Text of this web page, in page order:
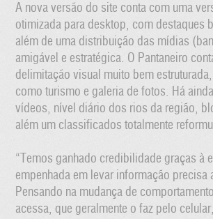
A nova versão do site conta com uma
otimizada para desktop, com destaques
além de uma distribuição das mídias
amigável e estratégica. O Pantaneiro
delimitação visual muito bem
como turismo e galeria de fotos. Há
vídeos, nível diário dos rios da região,
além um classificados totalmente
“Temos ganhado credibilidade graças à
empenhada em levar informação precisa
Pensando na mudança de
acessa, que geralmente o faz pelo